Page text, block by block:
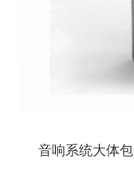
音响系统大体包